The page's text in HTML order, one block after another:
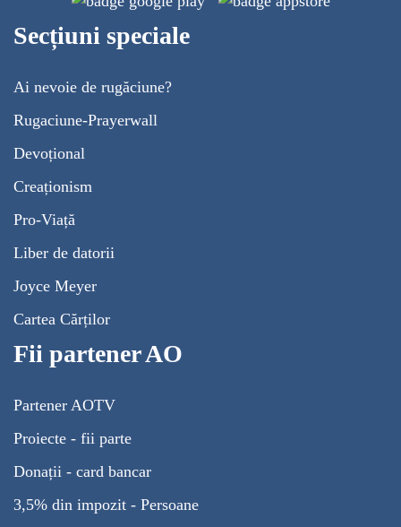
Secțiuni speciale
Ai nevoie de rugăciune?
Rugaciune-Prayerwall
Devoțional
Creaționism
Pro-Viață
Liber de datorii
Joyce Meyer
Cartea Cărților
Fii partener AO
Partener AOTV
Proiecte - fii parte
Donații - card bancar
3,5% din impozit - Persoane